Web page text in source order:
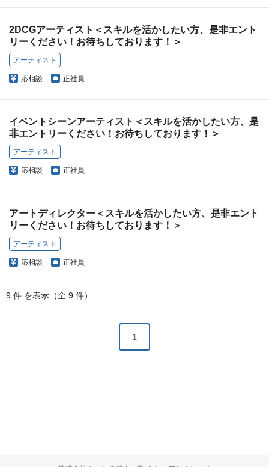
2DCGアーティスト＜スキルを活かしたい方、是非エント
リーください！お待ちしております！＞
アーティスト
応相談 正社員
イベントシーンアーティスト＜スキルを活かしたい方、是
非エントリーください！お待ちしております！＞
アーティスト
応相談 正社員
アートディレクター＜スキルを活かしたい方、是非エント
リーください！お待ちしております！＞
アーティスト
応相談 正社員
9 件 を表示（全 9 件）
1